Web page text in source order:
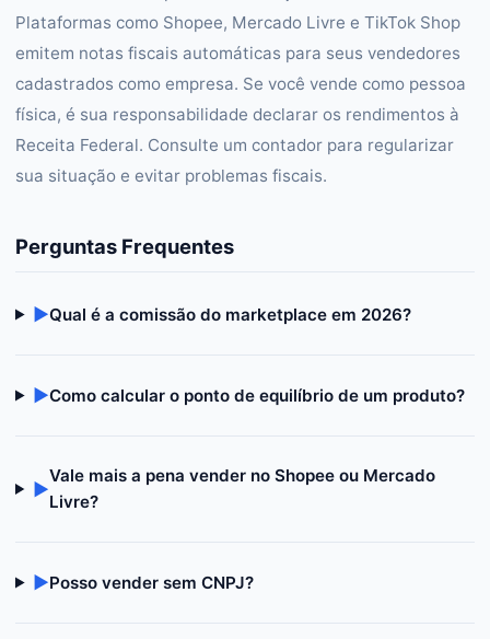
Plataformas como Shopee, Mercado Livre e TikTok Shop
emitem notas fiscais automáticas para seus vendedores
cadastrados como empresa. Se você vende como pessoa
física, é sua responsabilidade declarar os rendimentos à
Receita Federal. Consulte um contador para regularizar
sua situação e evitar problemas fiscais.
Perguntas Frequentes
▶Qual é a comissão do marketplace em 2026?
▶Como calcular o ponto de equilíbrio de um produto?
▶
Vale mais a pena vender no Shopee ou Mercado
Livre?
▶Posso vender sem CNPJ?